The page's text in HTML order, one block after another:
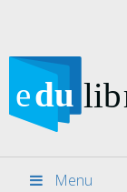
Menu